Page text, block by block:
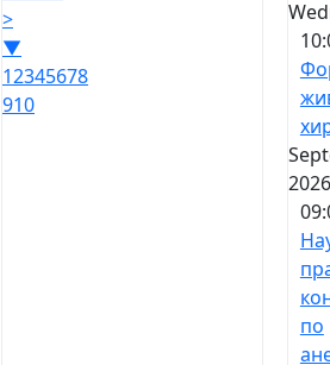
>
▼
12345678
910
по